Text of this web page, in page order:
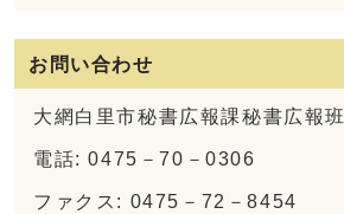
お問い合わせ
大網白里市秘書広報課秘書広報班
電話: 0475－70－0306
ファクス: 0475－72－8454